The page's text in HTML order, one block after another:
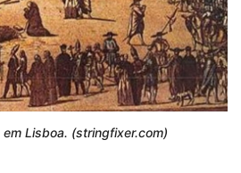
Lisboa. (stringfixer.com)